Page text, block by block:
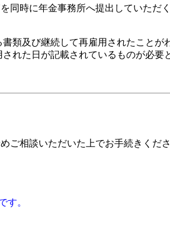
時に年金事務所へ提出していただ
類及び継続して再雇用されたこと
れた日が記載されているものが必要
相談いただいた上でお手続きくださ
す。